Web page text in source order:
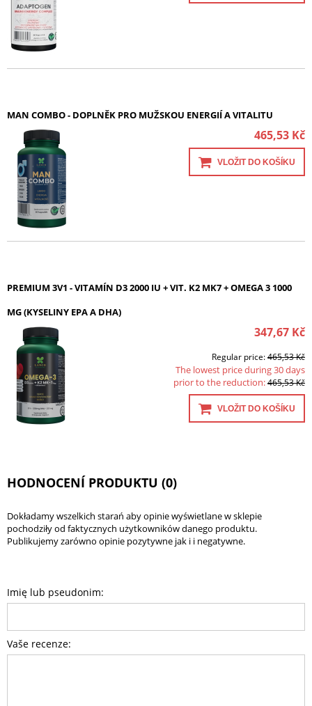
MAN COMBO - DOPLNĚK PRO MUŽSKOU ENERGIÍ A VITALITU
465,53 Kč
VLOŽIT DO KOŠÍKU
PREMIUM 3V1 - VITAMÍN D3 2000 IU + VIT. K2 MK7 + OMEGA 3 1000
MG (KYSELINY EPA A DHA)
347,67 Kč
Regular price:465,53 Kč
The lowest price during 30 days
prior to the reduction:465,53 Kč
VLOŽIT DO KOŠÍKU
HODNOCENÍ PRODUKTU (0)
Dokładamy wszelkich starań aby opinie wyświetlane w sklepie
pochodziły od faktycznych użytkowników danego produktu.
Publikujemy zarówno opinie pozytywne jak i i negatywne.
Imię lub pseudonim:
Vaše recenze: